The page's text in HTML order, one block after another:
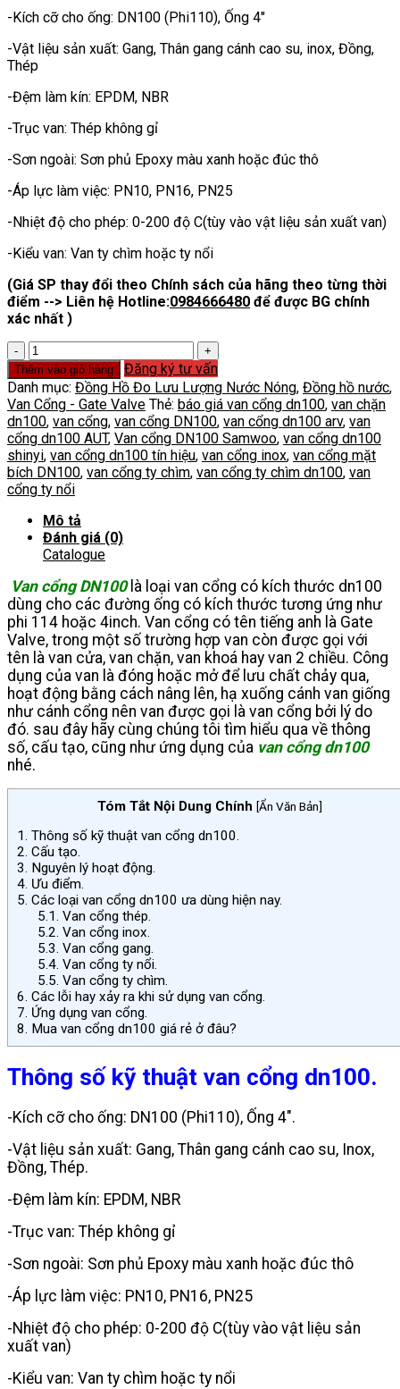
-Kích cỡ cho ống: DN100 (Phi110), Ống 4″
-Vật liệu sản xuất: Gang, Thân gang cánh cao su, inox, Đồng,
Thép
-Đệm làm kín: EPDM, NBR
-Trục van: Thép không gỉ
-Sơn ngoài: Sơn phủ Epoxy màu xanh hoặc đúc thô
-Áp lực làm việc: PN10, PN16, PN25
-Nhiệt độ cho phép: 0-200 độ C(tùy vào vật liệu sản xuất van)
-Kiểu van: Van ty chìm hoặc ty nổi
(Giá SP thay đổi theo Chính sách của hãng theo từng thời
điểm --> Liên hệ Hotline:0984666480 để được BG chính
xác nhất )
Van
Cổng
DN100
số
lượng
Thêm vào giỏ hàng
Đăng ký tư vấn
Danh mục: Đồng Hồ Đo Lưu Lượng Nước Nóng, Đồng hồ nước,
Van Cổng - Gate Valve Thẻ: báo giá van cổng dn100, van chặn
dn100, van cổng, van cổng DN100, van cổng dn100 arv, van
cổng dn100 AUT, Van cổng DN100 Samwoo, van cổng dn100
shinyi, van cổng dn100 tín hiệu, van cổng inox, van cổng mặt
bích DN100, van cổng ty chìm, van cổng ty chìm dn100, van
cổng ty nổi
Mô tả
Đánh giá (0)
Catalogue
Van cổng DN100là loại van cổng có kích thước dn100
dùng cho các đường ống có kích thước tương ứng như
phi 114 hoặc 4inch. Van cổng có tên tiếng anh là Gate
Valve, trong một số trường hợp van còn được gọi với
tên là van cửa, van chặn, van khoá hay van 2 chiều. Công
dụng của van là đóng hoặc mở để lưu chất chảy qua,
hoạt động bằng cách nâng lên, hạ xuống cánh van giống
như cánh cổng nên van được gọi là van cổng bởi lý do
đó. sau đây hãy cùng chúng tôi tìm hiểu qua về thông
số, cấu tạo, cũng như ứng dụng của van cổng dn100
nhé.
Tóm Tắt Nội Dung Chính [Ẩn Văn Bản]
1. Thông số kỹ thuật van cổng dn100.
2. Cấu tạo.
3. Nguyên lý hoạt động.
4. Ưu điểm.
5. Các loại van cổng dn100 ưa dùng hiện nay.
5.1. Van cổng thép.
5.2. Van cổng inox.
5.3. Van cổng gang.
5.4. Van cổng ty nổi.
5.5. Van cổng ty chìm.
6. Các lỗi hay xảy ra khi sử dụng van cổng.
7. Ứng dụng van cổng.
8. Mua van cổng dn100 giá rẻ ở đâu?
Thông số kỹ thuật van cổng dn100.
-Kích cỡ cho ống: DN100 (Phi110), Ống 4″.
-Vật liệu sản xuất: Gang, Thân gang cánh cao su, Inox,
Đồng, Thép.
-Đệm làm kín: EPDM, NBR
-Trục van: Thép không gỉ
-Sơn ngoài: Sơn phủ Epoxy màu xanh hoặc đúc thô
-Áp lực làm việc: PN10, PN16, PN25
-Nhiệt độ cho phép: 0-200 độ C(tùy vào vật liệu sản
xuất van)
-Kiểu van: Van ty chìm hoặc ty nổi